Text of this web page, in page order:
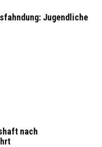
Jugendliche
nach